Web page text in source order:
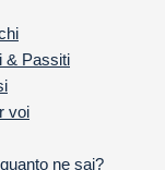
& Passiti
voi
ne sai?